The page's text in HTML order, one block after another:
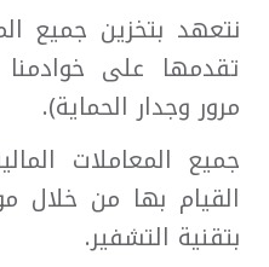
نتعهد بتخزين جميع
تقدمها على خوادمنا
مرور وجدار الحماية).
جميع المعاملات
القيام بها من خلال
بتقنية التشفير.